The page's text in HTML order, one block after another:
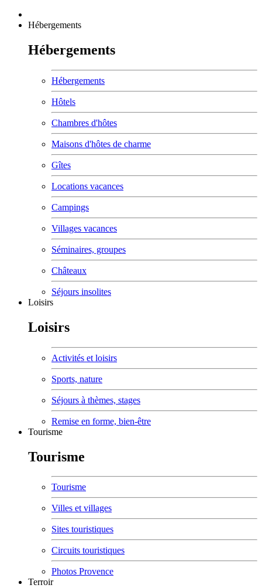
Hébergements
Hébergements
Hébergements
Hôtels
Chambres d'hôtes
Maisons d'hôtes de charme
Gîtes
Locations vacances
Campings
Villages vacances
Séminaires, groupes
Châteaux
Séjours insolites
Loisirs
Loisirs
Activités et loisirs
Sports, nature
Séjours à thèmes, stages
Remise en forme, bien-être
Tourisme
Tourisme
Tourisme
Villes et villages
Sites touristiques
Circuits touristiques
Photos Provence
Terroir